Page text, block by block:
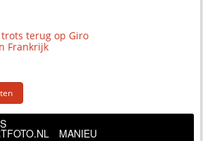
terug op Giro
Frankrijk
MANIEU